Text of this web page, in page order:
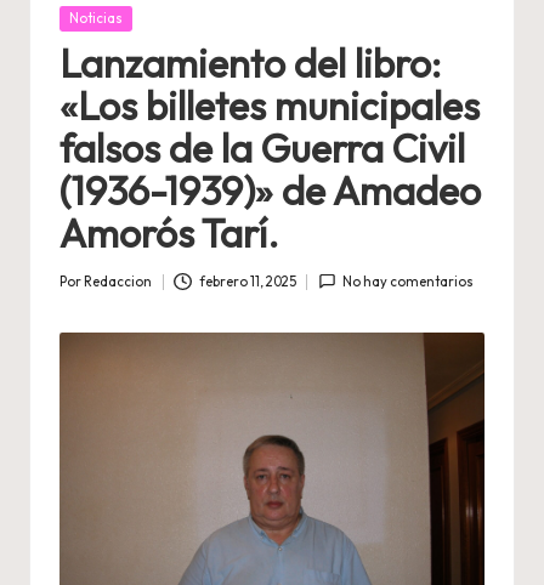
Publicada
Noticias
Lanzamiento del libro:
«Los billetes municipales
falsos de la Guerra Civil
(1936-1939)» de Amadeo
Amorós Tarí.
Por Redaccion febrero 11, 2025 No hay comentarios